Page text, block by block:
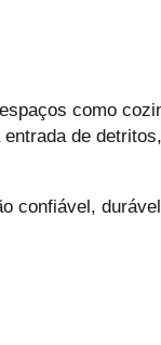
como
de
confiável,